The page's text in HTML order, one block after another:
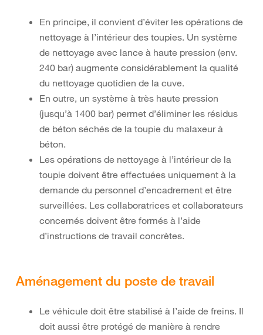
En principe, il convient d’éviter les opérations de
nettoyage à l’intérieur des toupies. Un système
de nettoyage avec lance à haute pression (env.
240 bar) augmente considérablement la qualité
du nettoyage quotidien de la cuve.
En outre, un système à très haute pression
(jusqu’à 1400 bar) permet d’éliminer les résidus
de béton séchés de la toupie du malaxeur à
béton.
Les opérations de nettoyage à l’intérieur de la
toupie doivent être effectuées uniquement à la
demande du personnel d’encadrement et être
surveillées. Les collaboratrices et collaborateurs
concernés doivent être formés à l’aide
d’instructions de travail concrètes.
Aménagement du poste de travail
Le véhicule doit être stabilisé à l’aide de freins. Il
doit aussi être protégé de manière à rendre